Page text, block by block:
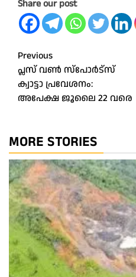
Share our post
Post
navigation
Previous
പ്ലസ് വൺ സ്പോര്‍ട്സ്
ക്വാട്ടാ പ്രവേശനം:
അപേക്ഷ ജൂലൈ 22 വരെ
MORE STORIES